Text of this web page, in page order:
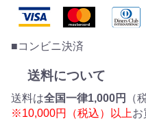
■コンビニ決済
送料について
送料は全国一律1,000円
（
※10,000円（税込）以上お